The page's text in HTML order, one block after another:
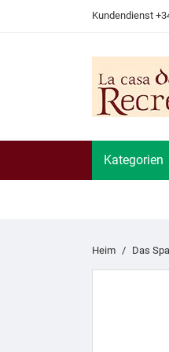
Kundendienst
Kategorien
Heim Das